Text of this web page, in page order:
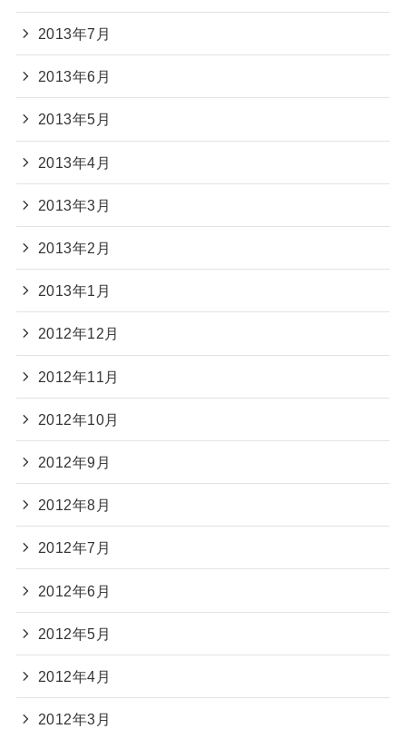
2013年7月
2013年6月
2013年5月
2013年4月
2013年3月
2013年2月
2013年1月
2012年12月
2012年11月
2012年10月
2012年9月
2012年8月
2012年7月
2012年6月
2012年5月
2012年4月
2012年3月